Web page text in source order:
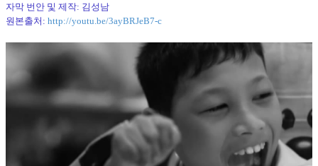
자막 번안 및 제작: 김성남
원본출처: http://youtu.be/3ayBRJeB7-c